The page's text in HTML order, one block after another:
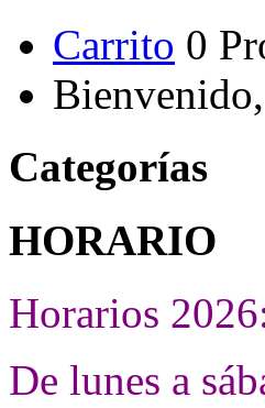
Carrito 0
Categorías
HORARIO
Horarios
De lunes a